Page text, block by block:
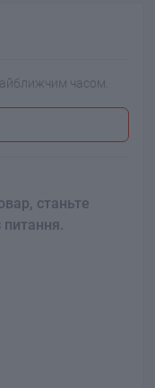
часом.
станьте